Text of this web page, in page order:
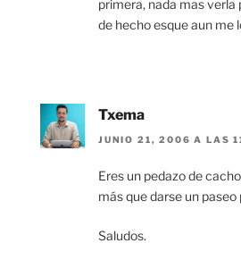
primera, nada mas verla
de hecho esque aun me
Txema
JUNIO 21, 2006 A LAS
Eres un pedazo de
más que darse un paseo
Saludos.